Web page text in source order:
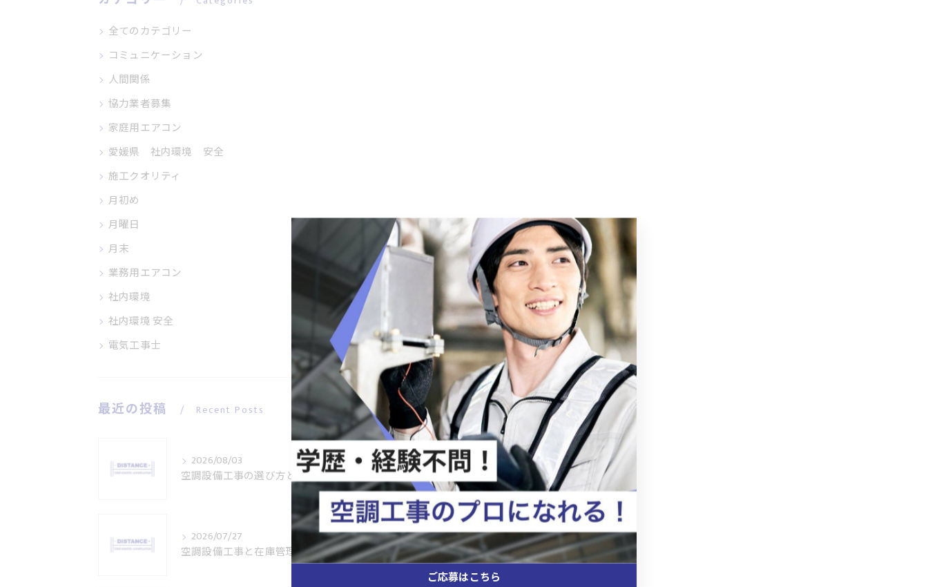
全てのカテゴリー
コミュニケーション
人間関係
協力業者募集
家庭用エアコン
愛媛県 社内環境 安全
施工クオリティ
月初め
月曜日
月末
業務用エアコン
社内環境
社内環境 安全
電気工事士
最近の投稿 Recent Posts
2026/08/03
空調設備工事の選び方と失敗しない業者選定のコツを徹底解説
2026/07/27
空調設備工事と在庫管理の現場力を愛媛県松山市で高める実践知識
ご応募はこちら